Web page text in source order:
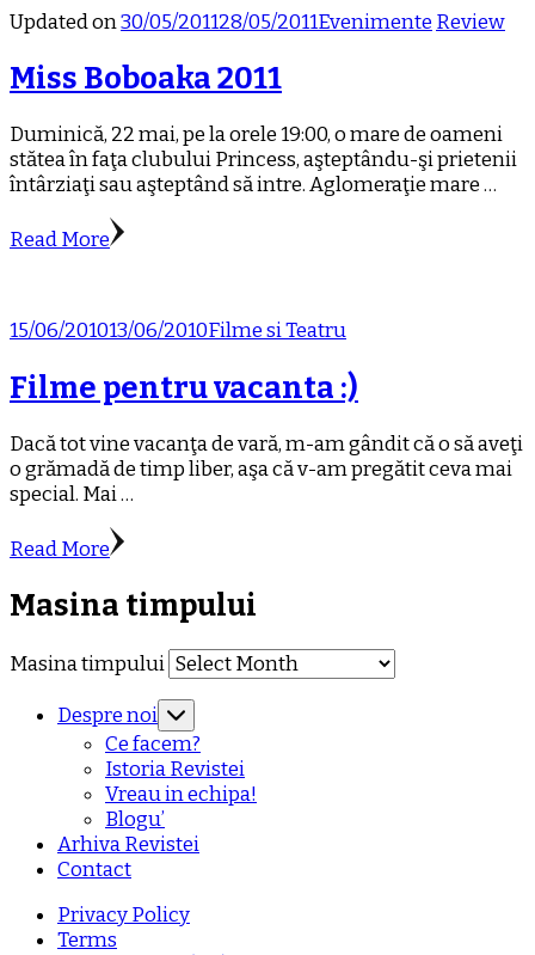
Updated on30/05/201128/05/2011Evenimente Review
Miss Boboaka 2011
Duminică, 22 mai, pe la orele 19:00, o mare de oameni
stătea în faţa clubului Princess, aşteptându-şi prietenii
întârziaţi sau aşteptând să intre. Aglomeraţie mare …
Read More
15/06/201013/06/2010Filme si Teatru
Filme pentru vacanta :)
Dacă tot vine vacanţa de vară, m-am gândit că o să aveţi
o grămadă de timp liber, aşa că v-am pregătit ceva mai
special. Mai …
Read More
Masina timpului
Masina timpului
Despre noi
Ce facem?
Istoria Revistei
Vreau in echipa!
Blogu’
Arhiva Revistei
Contact
Privacy Policy
Terms